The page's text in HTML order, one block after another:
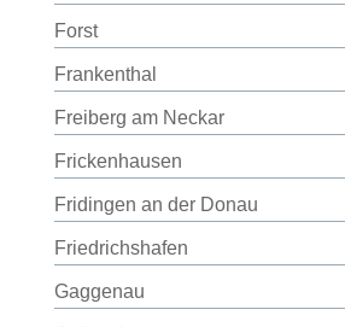
Forst
Frankenthal
Freiberg am Neckar
Frickenhausen
Fridingen an der Donau
Friedrichshafen
Gaggenau